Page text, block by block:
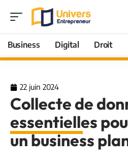
Business Digital Droit
22 juin 2024
Collecte de
essentielles
un business